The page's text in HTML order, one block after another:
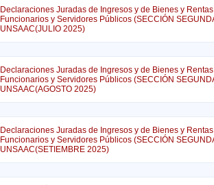
Declaraciones Juradas de Ingresos y de Bienes y
Funcionarios y Servidores Públicos (SECCIÓN
UNSAAC(JULIO 2025)
Declaraciones Juradas de Ingresos y de Bienes y
Funcionarios y Servidores Públicos (SECCIÓN
UNSAAC(AGOSTO 2025)
Declaraciones Juradas de Ingresos y de Bienes y
Funcionarios y Servidores Públicos (SECCIÓN
UNSAAC(SETIEMBRE 2025)